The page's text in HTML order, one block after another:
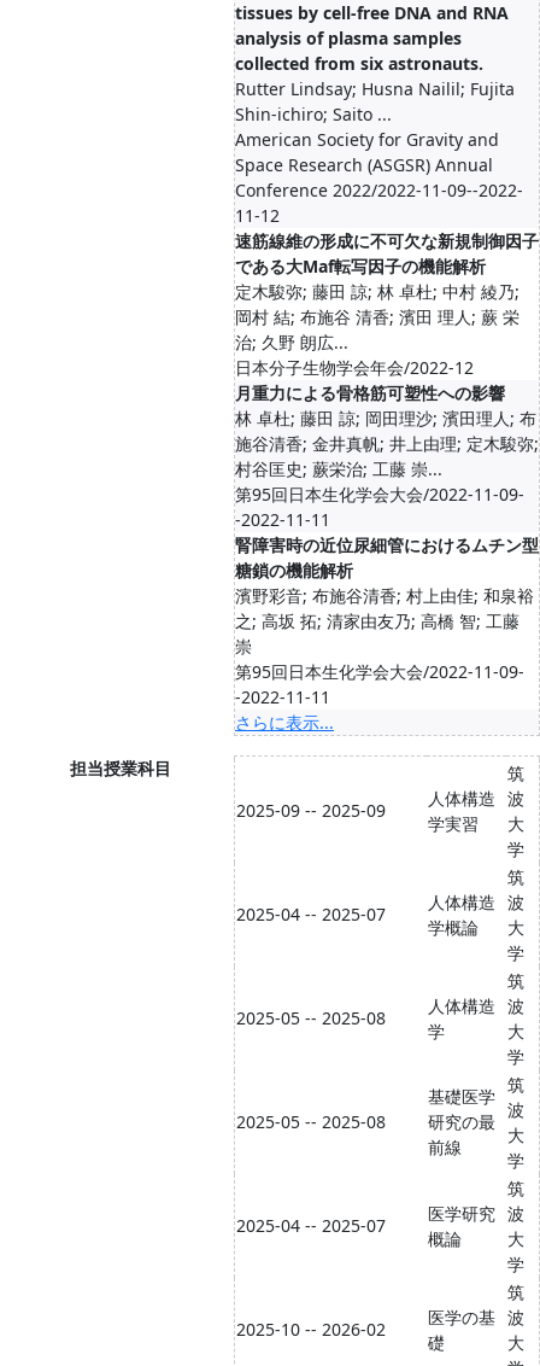
tissues by cell-free DNA and RNA
analysis of plasma samples
collected from six astronauts.
Rutter Lindsay; Husna Nailil; Fujita
Shin-ichiro; Saito ...
American Society for Gravity and
Space Research (ASGSR) Annual
Conference 2022/2022-11-09--2022-
11-12
速筋線維の形成に不可欠な新規制御因子
である大Maf転写因子の機能解析
定木駿弥; 藤田 諒; 林 卓杜; 中村 綾乃;
岡村 結; 布施谷 清香; 濱田 理人; 蕨 栄
治; 久野 朗広...
日本分子生物学会年会/2022-12
月重力による骨格筋可塑性への影響
林 卓杜; 藤田 諒; 岡田理沙; 濱田理人; 布
施谷清香; 金井真帆; 井上由理; 定木駿弥;
村谷匡史; 蕨栄治; 工藤 崇...
第95回日本生化学会大会/2022-11-09-
-2022-11-11
腎障害時の近位尿細管におけるムチン型
糖鎖の機能解析
濱野彩音; 布施谷清香; 村上由佳; 和泉裕
之; 高坂 拓; 清家由友乃; 高橋 智; 工藤
崇
第95回日本生化学会大会/2022-11-09-
-2022-11-11
さらに表示...
担当授業科目
2025-09 -- 2025-09
人体構造
学実習
筑
波
大
学
2025-04 -- 2025-07
人体構造
学概論
筑
波
大
学
2025-05 -- 2025-08
人体構造
学
筑
波
大
学
2025-05 -- 2025-08
基礎医学
研究の最
前線
筑
波
大
学
2025-04 -- 2025-07
医学研究
概論
筑
波
大
学
2025-10 -- 2026-02
医学の基
礎
筑
波
大